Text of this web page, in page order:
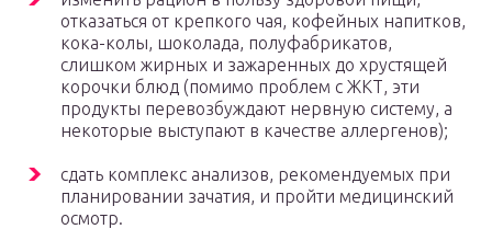
отказаться от крепкого чая, кофейных напитков,
кока-колы, шоколада, полуфабрикатов,
слишком жирных и зажаренных до хрустящей
корочки блюд (помимо проблем с ЖКТ, эти
продукты перевозбуждают нервную систему, а
некоторые выступают в качестве аллергенов);
сдать комплекс анализов, рекомендуемых при
планировании зачатия, и пройти медицинский
осмотр.